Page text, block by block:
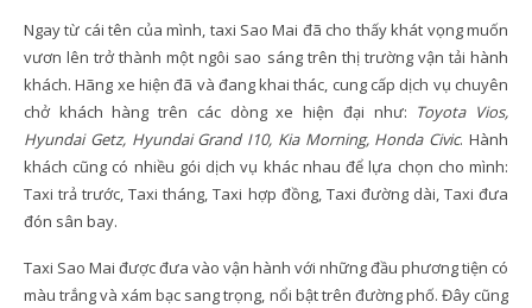
Ngay từ cái tên của mình, taxi Sao Mai đã cho thấy khát vọng muốn
vươn lên trở thành một ngôi sao sáng trên thị trường vận tải hành
khách. Hãng xe hiện đã và đang khai thác, cung cấp dịch vụ chuyên
chở khách hàng trên các dòng xe hiện đại như: Toyota Vios,
Hyundai Getz, Hyundai Grand I10, Kia Morning, Honda Civic. Hành
khách cũng có nhiều gói dịch vụ khác nhau để lựa chọn cho mình:
Taxi trả trước, Taxi tháng, Taxi hợp đồng, Taxi đường dài, Taxi đưa
đón sân bay.
Taxi Sao Mai được đưa vào vận hành với những đầu phương tiện có
màu trắng và xám bạc sang trọng, nổi bật trên đường phố. Đây cũng